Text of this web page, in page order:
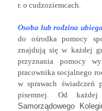
r. o cudzoziemcach.
Osoba lub rodzina
do ośrodka pomocy
znajdują się w każdej
przyznania pomocy
pracownika socjalnego
w sprawach świadczeń
pisemnej. Od
Samorządowego